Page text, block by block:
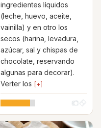
ingredientes líquidos
(leche, huevo, aceite,
vainilla) y en otro los
secos (harina, levadura,
azúcar, sal y chispas de
chocolate, reservando
algunas para decorar).
Verter los [+]